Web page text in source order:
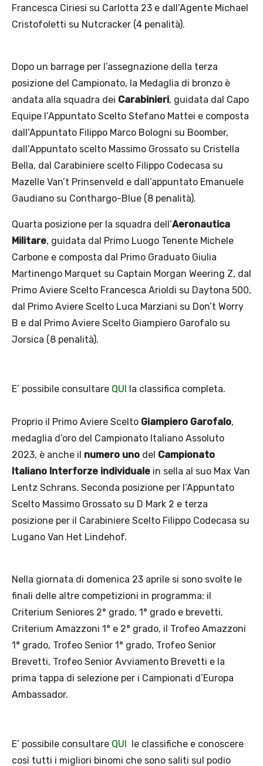
Francesca Ciriesi su Carlotta 23 e dall’Agente Michael
Cristofoletti su Nutcracker (4 penalità).
Dopo un barrage per l’assegnazione della terza
posizione del Campionato, la Medaglia di bronzo è
andata alla squadra dei Carabinieri, guidata dal Capo
Equipe l’Appuntato Scelto Stefano Mattei e composta
dall’Appuntato Filippo Marco Bologni su Boomber,
dall’Appuntato scelto Massimo Grossato su Cristella
Bella, dal Carabiniere scelto Filippo Codecasa su
Mazelle Van’t Prinsenveld e dall’appuntato Emanuele
Gaudiano su Conthargo-Blue (8 penalità).
Quarta posizione per la squadra dell’Aeronautica
Militare, guidata dal Primo Luogo Tenente Michele
Carbone e composta dal Primo Graduato Giulia
Martinengo Marquet su Captain Morgan Weering Z, dal
Primo Aviere Scelto Francesca Arioldi su Daytona 500,
dal Primo Aviere Scelto Luca Marziani su Don’t Worry
B e dal Primo Aviere Scelto Giampiero Garofalo su
Jorsica (8 penalità).
E’ possibile consultare QUI la classifica completa.
Proprio il Primo Aviere Scelto Giampiero Garofalo,
medaglia d’oro del Campionato Italiano Assoluto
2023, è anche il numero uno del Campionato
Italiano Interforze individuale in sella al suo Max Van
Lentz Schrans. Seconda posizione per l’Appuntato
Scelto Massimo Grossato su D Mark 2 e terza
posizione per il Carabiniere Scelto Filippo Codecasa su
Lugano Van Het Lindehof.
Nella giornata di domenica 23 aprile si sono svolte le
finali delle altre competizioni in programma: il
Criterium Seniores 2° grado, 1° grado e brevetti,
Criterium Amazzoni 1° e 2° grado, il Trofeo Amazzoni
1° grado, Trofeo Senior 1° grado, Trofeo Senior
Brevetti, Trofeo Senior Avviamento Brevetti e la
prima tappa di selezione per i Campionati d’Europa
Ambassador.
E’ possibile consultare QUI
le classifiche e conoscere
così tutti i migliori binomi che sono saliti sul podio